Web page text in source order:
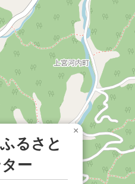
るさと
ー
×